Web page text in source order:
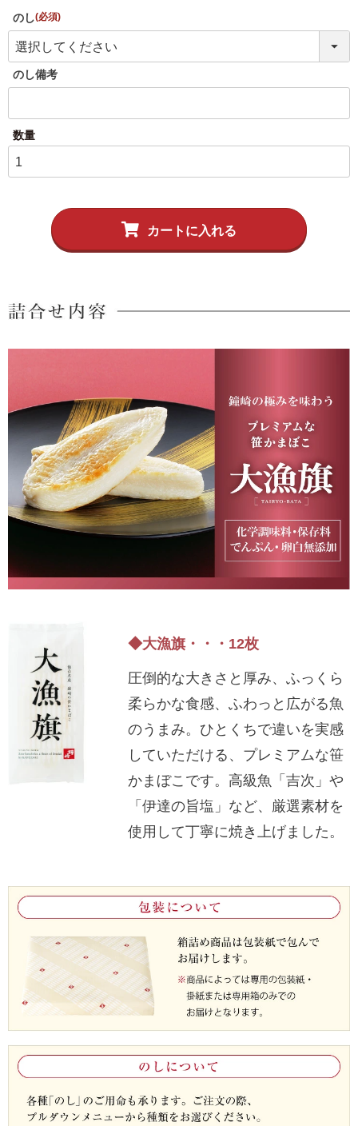
味ささ
伊達揚げ とうもろこし黄金比揚げ
鯛めしの素
シープロテイン
10BAR(テンバー)
5,001円以上 4,001円～5,000円
3,001円～4,000円 2,001円～3,000円
1,001円～2,000円 1,000円以下
のし
(必須)
のし備考
カートに入れる
◆大漁旗・・・12枚
圧倒的な大きさと厚み、ふっくら
柔らかな食感、ふわっと広がる魚
のうまみ。ひとくちで違いを実感
していただける、プレミアムな笹
かまぼこです。高級魚「吉次」や
「伊達の旨塩」など、厳選素材を
使用して丁寧に焼き上げました。